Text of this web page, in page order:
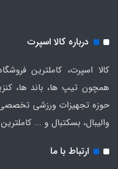
درباره کالا اسپرت
کالا اسپرت، کاملترین
همچون تیپ ها، باند ها،
حوزه تجهیزات ورزشی
والیبال، بسکتبال و ...
ارتباط با ما